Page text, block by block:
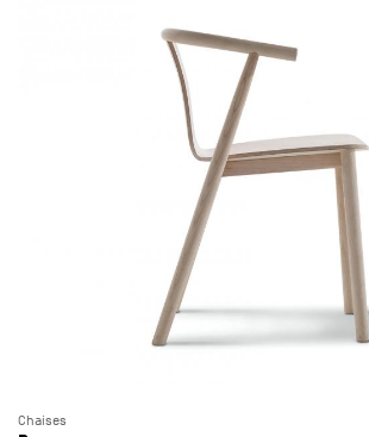
Chaises